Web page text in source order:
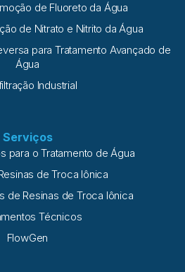
de Fluoreto da Água
de Nitrato e Nitrito da Água
para Tratamento Avançado de
Água
Industrial
Serviços
para o Tratamento de Água
de Troca Iônica
de Resinas de Troca Iônica
Técnicos
FlowGen